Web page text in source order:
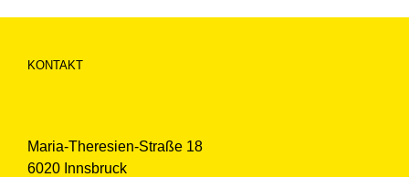
KONTAKT
Maria-Theresien-Straße 18
6020 Innsbruck